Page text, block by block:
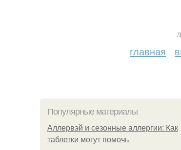
главная
Популярные материалы
Аллервэй и сезонные аллергии: Как
таблетки могут помочь